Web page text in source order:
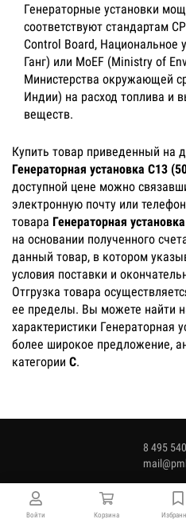
Войти Корзина
Генераторные установки
соответствуют стандартам
Control Board, Национальное
Ганг) или MoEF (Ministry of
Министерства окружающей
Индии) на расход топлива и
веществ.
Купить товар приведенный на
Генераторная установка C13
доступной цене можно
электронную почту или
товара Генераторная
на основании полученного
данный товар, в котором
условия поставки и
Отгрузка товара
ее пределы. Вы можете найти
характеристики Генераторная
более широкое предложение,
категории C.
8 495